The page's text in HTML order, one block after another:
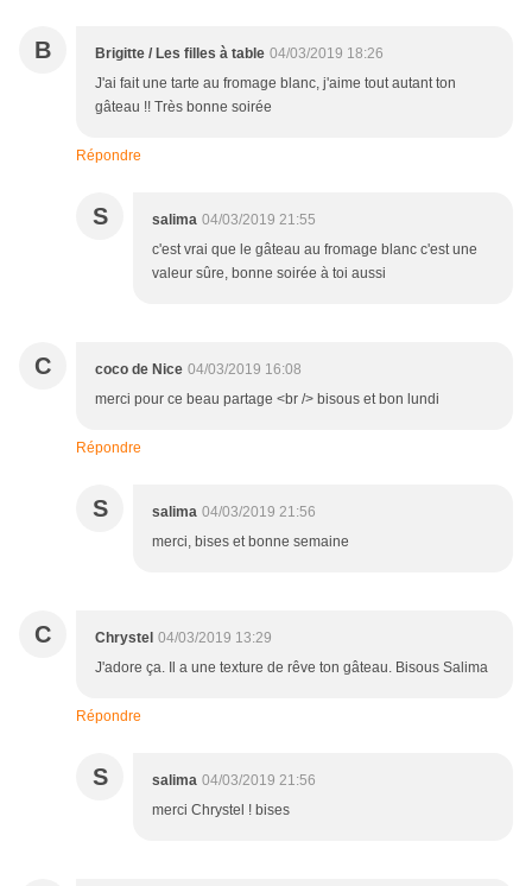
B Brigitte / Les filles à table 04/03/2019 18:26
J'ai fait une tarte au fromage blanc, j'aime tout autant ton
gâteau !! Très bonne soirée
Répondre
S salima 04/03/2019 21:55
c'est vrai que le gâteau au fromage blanc c'est une
valeur sûre, bonne soirée à toi aussi
C coco de Nice 04/03/2019 16:08
merci pour ce beau partage <br /> bisous et bon lundi
Répondre
S salima 04/03/2019 21:56
merci, bises et bonne semaine
C Chrystel 04/03/2019 13:29
J'adore ça. Il a une texture de rêve ton gâteau. Bisous Salima
Répondre
S salima 04/03/2019 21:56
merci Chrystel ! bises